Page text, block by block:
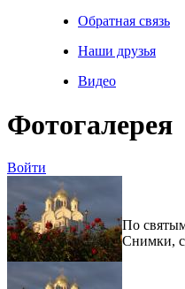
Обратная связь
Наши друзья
Видео
Фотогалерея
Войти
По
Снимки,